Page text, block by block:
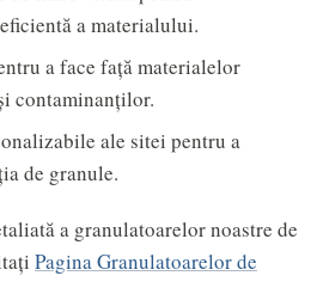
a materialului.
a face față materialelor
contaminanților.
ale sitei pentru a
de granule.
a granulatoarelor noastre de
Pagina Granulatoarelor de